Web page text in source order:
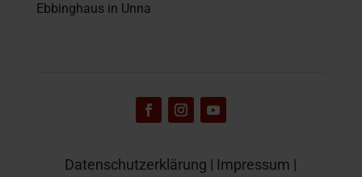
Ebbinghaus in Unna
Datenschutzerklärung | Impressum |